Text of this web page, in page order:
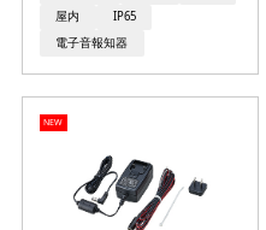
屋内
IP65
電子音報知器
NEW